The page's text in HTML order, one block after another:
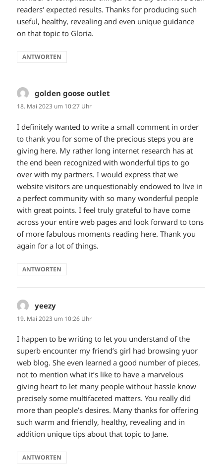
readers‘ expected results. Thanks for producing such
useful, healthy, revealing and even unique guidance
on that topic to Gloria.
ANTWORTEN
golden goose outlet
18. Mai 2023 um 10:27 Uhr
I definitely wanted to write a small comment in order
to thank you for some of the precious steps you are
giving here. My rather long internet research has at
the end been recognized with wonderful tips to go
over with my partners. I would express that we
website visitors are unquestionably endowed to live in
a perfect community with so many wonderful people
with great points. I feel truly grateful to have come
across your entire web pages and look forward to tons
of more fabulous moments reading here. Thank you
again for a lot of things.
ANTWORTEN
yeezy
19. Mai 2023 um 10:26 Uhr
I happen to be writing to let you understand of the
superb encounter my friend’s girl had browsing yuor
web blog. She even learned a good number of pieces,
not to mention what it’s like to have a marvelous
giving heart to let many people without hassle know
precisely some multifaceted matters. You really did
more than people’s desires. Many thanks for offering
such warm and friendly, healthy, revealing and in
addition unique tips about that topic to Jane.
ANTWORTEN